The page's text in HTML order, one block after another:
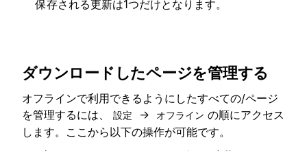
保存される更新は1つだけとなります。
ダウンロードしたページを管理する
オフラインで利用できるようにしたすべての/ページ
を管理するには、
設定 → オフライン の順にアクセス
します。ここから以下の操作が可能です。